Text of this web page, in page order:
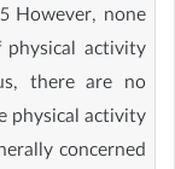
However, none
activity
there are no
physical activity
concerned